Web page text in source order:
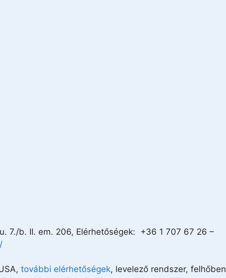
7./b. II. em. 206, Elérhetőségek: +36 1 707 67 26 –
további elérhetőségek, levelező rendszer, felhőben